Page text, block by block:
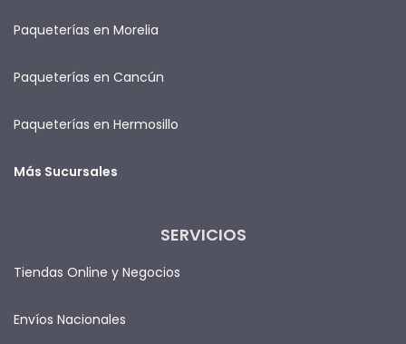
Paqueterías en Morelia
Paqueterías en Cancún
Paqueterías en Hermosillo
Más Sucursales
SERVICIOS
Tiendas Online y Negocios
Envíos Nacionales